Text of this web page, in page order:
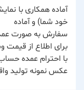
آماده همکاری با
خود شما) و آماده
سفارش به صورت
برای اطلاع از
با احترام عمده
عکس نمونه تولید